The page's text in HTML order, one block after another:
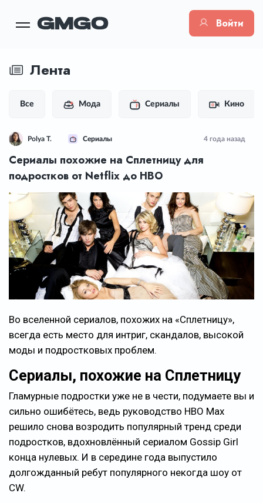
Войти
Лента
Все Мода Сериалы Кино
Polya T. Сериалы 4 года назад
Сериалы похожие на Сплетницу для
подростков от Netflix до HBO
Во вселенной сериалов, похожих на «Сплетницу»,
всегда есть место для интриг, скандалов, высокой
моды и подростковых проблем.
Сериалы, похожие на Сплетницу
Гламурные подростки уже не в чести, подумаете вы и
сильно ошибётесь, ведь руководство HBO Max
решило снова возродить популярный тренд среди
подростков, вдохновлённый сериалом Gossip Girl
конца нулевых. И в середине года выпустило
долгожданный ребут популярного некогда шоу от
СW.